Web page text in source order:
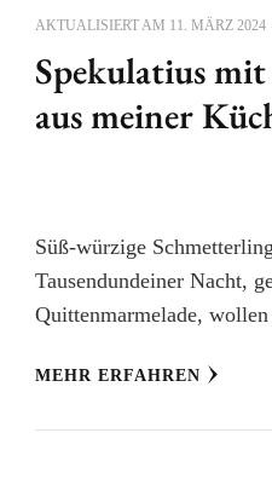
AKTUALISIERT AM 11. MÄRZ 2024
Spekulatius
aus meiner
Süß-würzige
Tausendundeiner Nacht,
Quittenmarmelade,
MEHR ERFAHREN